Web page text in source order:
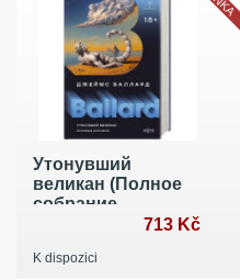
Утонувший
великан (Полное
собрание
713 Kč
K dispozici